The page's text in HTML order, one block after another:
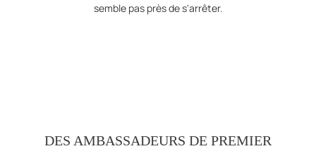
semble pas près de s'arrêter.
DES AMBASSADEURS DE PREMIER